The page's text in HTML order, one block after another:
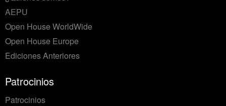
AEPU
Open House WorldWide
Open House Europe
Ediciones Anteriores
Patrocinios
Patrocinios